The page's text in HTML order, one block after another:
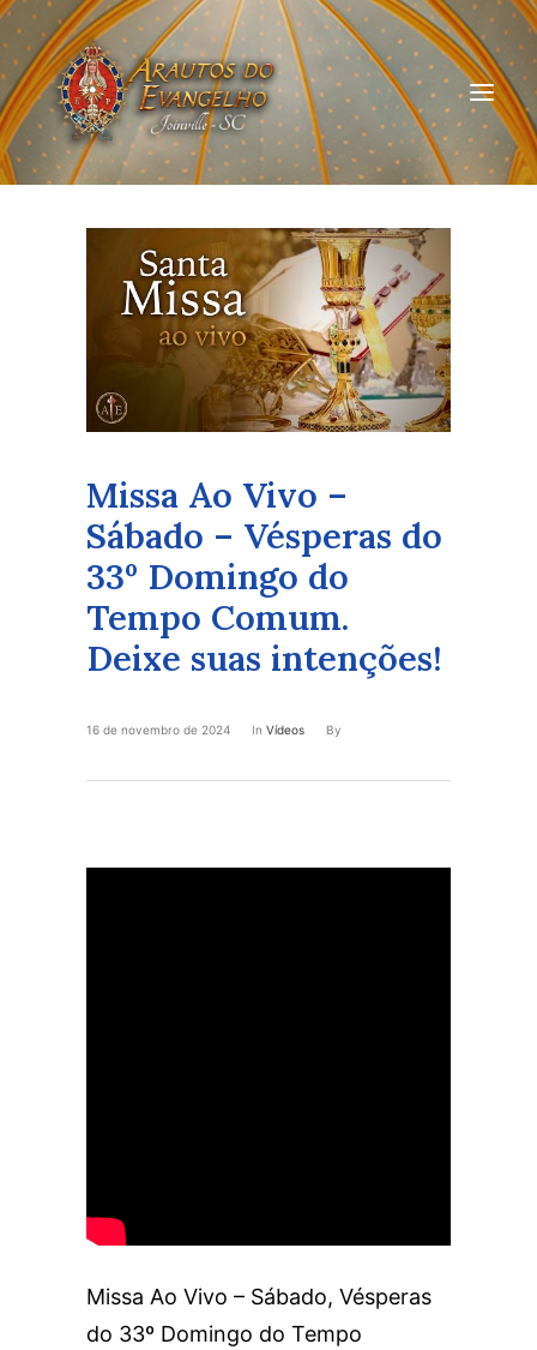
QUEM SOMOS
ARAUTOS JOINVILLE
Missa Ao Vivo –
Sábado – Vésperas do
33º Domingo do
Tempo Comum.
Deixe suas intenções!
16 de novembro de 2024 In Vídeos By
Missa Ao Vivo – Sábado, Vésperas
do 33º Domingo do Tempo